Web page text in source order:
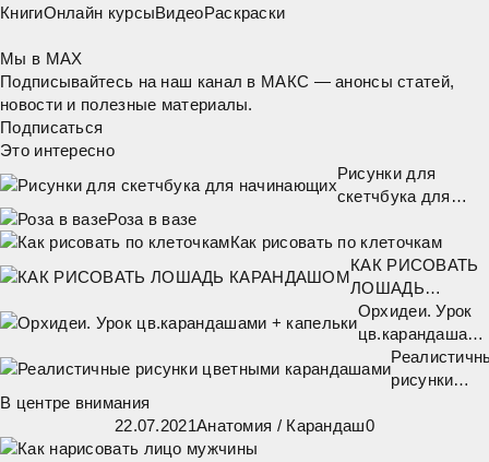
КнигиОнлайн курсыВидеоРаскраски
Мы в MAX
Подписывайтесь на наш канал в МАКС — анонсы статей,
новости и полезные материалы.
Подписаться
Это интересно
Рисунки для
скетчбука для
Роза в вазе
Как рисовать по клеточкам
КАК РИСОВАТЬ
ЛОШАДЬ
КАРАНДАШОМ
Орхидеи. Урок
цв.карандашами
+ капельки
рисунки
В центре внимания
22.07.2021Анатомия / Карандаш0